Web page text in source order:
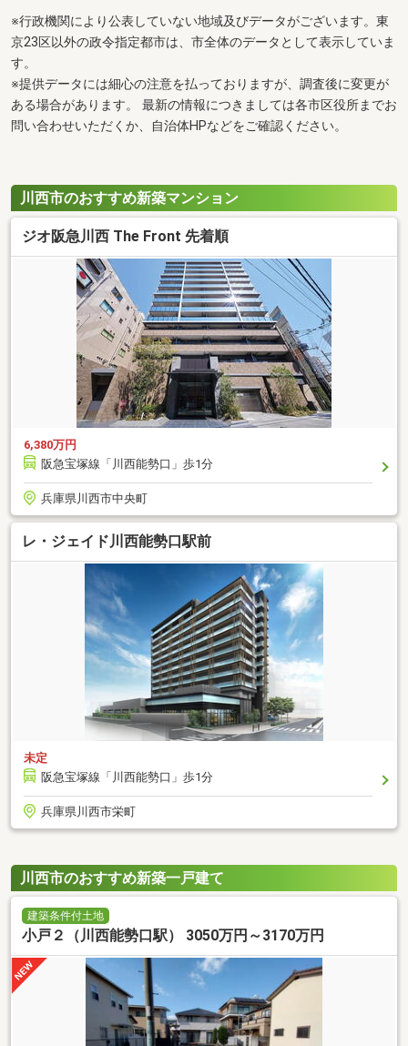
※行政機関により公表していない地域及びデータがございます。東
京23区以外の政令指定都市は、市全体のデータとして表示していま
す。
※提供データには細心の注意を払っておりますが、調査後に変更が
ある場合があります。 最新の情報につきましては各市区役所までお
問い合わせいただくか、自治体HPなどをご確認ください。
川西市のおすすめ新築マンション
ジオ阪急川西 The Front 先着順
6,380万円
阪急宝塚線「川西能勢口」歩1分
兵庫県川西市中央町
レ・ジェイド川西能勢口駅前
未定
阪急宝塚線「川西能勢口」歩1分
兵庫県川西市栄町
川西市のおすすめ新築一戸建て
建築条件付土地
小戸２（川西能勢口駅） 3050万円～3170万円